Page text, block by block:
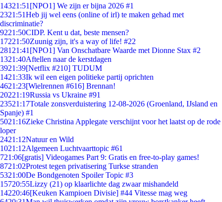
14321:51 [NPO1] We zijn er bijna 2026 #1
2321:51Heb jij wel eens (online of irl) te maken gehad met
discriminatie?
9221:50CIDP. Kent u dat, beste mensen?
17221:50Zuunig zijn, it's a way of life! #22
281 21:41 [NPO1] Van Onschatbare Waarde met Dionne Stax #2
1321:40Aftellen naar de kerstdagen
3921:39[Netflix #210] TUDUM
1421:33Ik wil een eigen politieke partij oprichten
4621:23[Wielrennen #616] Brennan!
20221:19Russia vs Ukraine #91
23521:17Totale zonsverduistering 12-08-2026 (Groenland, IJsland en
Spanje) #1
5021:16Zieke Christina Applegate verschijnt voor het laatst op de rode
loper
2421:12Natuur en Wild
1021:12Algemeen Luchtvaarttopic #61
721:06[gratis] Videogames Part 9: Gratis en free-to-play games!
8721:02Protest tegen privatisering Turkse stranden
5321:00De Bondgenoten Spoiler Topic #3
15720:55Lizzy (21) op klaarlichte dag zwaar mishandeld
14220:46[Keuken Kampioen Divisie] #44 Vitesse mag weg